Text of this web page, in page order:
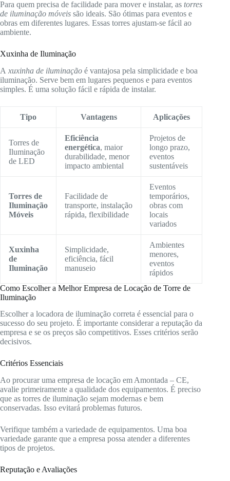
Para quem precisa de facilidade para mover e instalar, as torres
de iluminação móveis são ideais. São ótimas para eventos e
obras em diferentes lugares. Essas torres ajustam-se fácil ao
ambiente.
Xuxinha de Iluminação
A xuxinha de iluminação é vantajosa pela simplicidade e boa
iluminação. Serve bem em lugares pequenos e para eventos
simples. É uma solução fácil e rápida de instalar.
Tipo Vantagens Aplicações
Torres de
Iluminação
de LED
Eficiência
energética, maior
durabilidade, menor
impacto ambiental
Projetos de
longo prazo,
eventos
sustentáveis
Torres de
Iluminação
Móveis
Facilidade de
transporte, instalação
rápida, flexibilidade
Eventos
temporários,
obras com
locais
variados
Xuxinha
de
Iluminação
Simplicidade,
eficiência, fácil
manuseio
Ambientes
menores,
eventos
rápidos
Como Escolher a Melhor Empresa de Locação de Torre de
Iluminação
Escolher a locadora de iluminação correta é essencial para o
sucesso do seu projeto. É importante considerar a reputação da
empresa e se os preços são competitivos. Esses critérios serão
decisivos.
Critérios Essenciais
Ao procurar uma empresa de locação em Amontada – CE,
avalie primeiramente a qualidade dos equipamentos. É preciso
que as torres de iluminação sejam modernas e bem
conservadas. Isso evitará problemas futuros.
Verifique também a variedade de equipamentos. Uma boa
variedade garante que a empresa possa atender a diferentes
tipos de projetos.
Reputação e Avaliações